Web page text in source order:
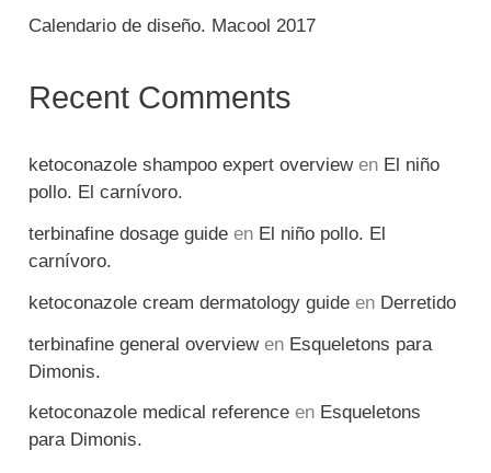
Calendario de diseño. Macool 2017
Recent Comments
ketoconazole shampoo expert overviewen El niño
pollo. El carnívoro.
terbinafine dosage guide en El niño pollo. El
carnívoro.
ketoconazole cream dermatology guide en Derretido
terbinafine general overviewen Esqueletons para
Dimonis.
ketoconazole medical reference en Esqueletons
para Dimonis.